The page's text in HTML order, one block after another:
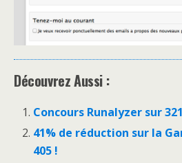
Découvrez Aussi :
Concours Runalyzer sur
41% de réduction sur la
405 !